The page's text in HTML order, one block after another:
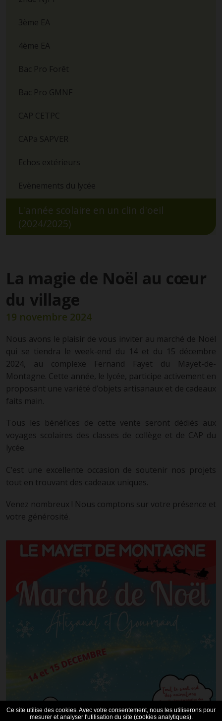
3ème EA
4ème EA
Bac Pro Forêt
Bac Pro GMNF
CAP CETPC
CAPa SAPVER
Echos extérieurs
Evènements du lycée
L'année scolaire en un clin d'oeil
(2024/2025)
La magie de Noël au cœur
du village
19 novembre 2024
Nous avons le plaisir de vous inviter au marché de Noël
qui se tiendra le week-end du 14 et du 15 décembre
2024, au complexe Fernand Fayet du Mayet-de-
Montagne. Cette année, le lycée, participe activement en
proposant une variété d’objets artisanaux et de cadeaux
faits main.
Tous les bénéfices de cette vente seront dédiés aux
voyages scolaires des classes de collège et de CAP du
lycée.
C’est une excellente occasion de soutenir nos projets
tout en trouvant des cadeaux uniques.
Venez nombreux ! Nous comptons sur votre présence et
votre générosité.
Ce site utilise des cookies. Avec votre consentement, nous les utiliserons pour
mesurer et analyser l'utilisation du site (cookies analytiques).